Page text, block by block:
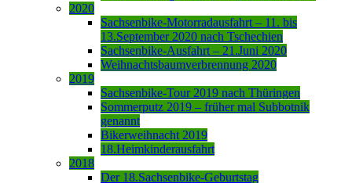
2020
Sachsenbike-Motorradausfahrt – 11. bis
13.September 2020 nach Tschechien
Sachsenbike-Ausfahrt – 21.Juni 2020
Weihnachtsbaumverbrennung 2020
2019
Sachsenbike-Tour 2019 nach Thüringen
Sommerputz 2019 – früher mal Subbotnik
genannt
Bikerweihnacht 2019
18.Heimkinderausfahrt
2018
Der 18.Sachsenbike-Geburtstag